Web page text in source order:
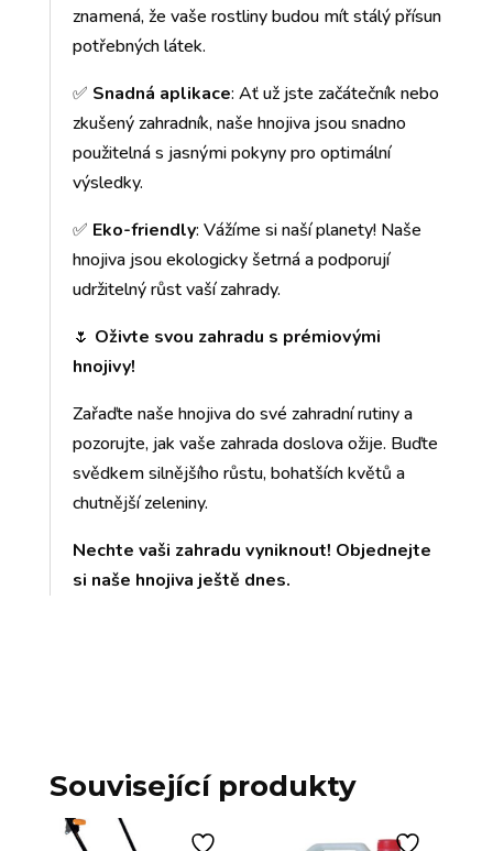
znamená, že vaše rostliny budou mít stálý přísun
potřebných látek.
✅ Snadná aplikace: Ať už jste začátečník nebo
zkušený zahradník, naše hnojiva jsou snadno
použitelná s jasnými pokyny pro optimální
výsledky.
✅ Eko-friendly: Vážíme si naší planety! Naše
hnojiva jsou ekologicky šetrná a podporují
udržitelný růst vaší zahrady.
🌷 Oživte svou zahradu s prémiovými
hnojivy!
Zařaďte naše hnojiva do své zahradní rutiny a
pozorujte, jak vaše zahrada doslova ožije. Buďte
svědkem silnějšího růstu, bohatších květů a
chutnější zeleniny.
Nechte vaši zahradu vyniknout! Objednejte
si naše hnojiva ještě dnes.
Související produkty